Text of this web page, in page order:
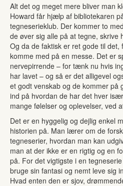
Alt det og meget mere bliver man
Howard får hjælp af bibliotekaren
tegneserieklub. Der kommer to
de øver sig alle på at tegne,
Og da de faktisk er ret gode til
komme med på en messe. Det er
nervepirrende – for tænk nu hvis
har lavet – og så er det alligevel
et godt venskab og de kommer på
ind på hvordan de har det hver
mange følelser og oplevelser, ved
Det er en hyggelig og dejlig enkel
historien på. Man lærer om de
tegneserier, hvordan man kan
man at der ikke er en rigtig og en
på. For det vigtigste i en
bruge sin fantasi og nemt leve sig
Hvad enten den er sjov,